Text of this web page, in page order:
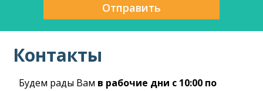
Отправить
Контакты
Будем рады Вам в рабочие дни с 10:00 по